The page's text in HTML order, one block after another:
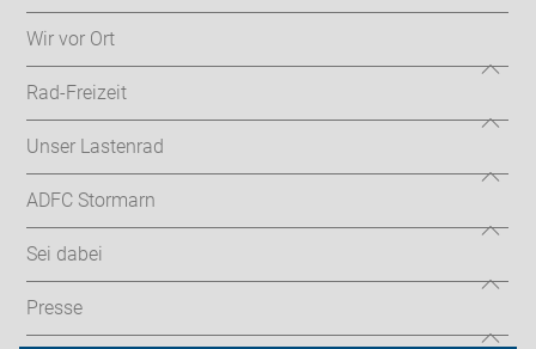
Wir vor Ort
Rad-Freizeit
Unser Lastenrad
ADFC Stormarn
Sei dabei
Presse